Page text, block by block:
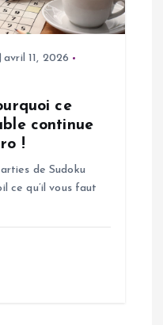
avril 11, 2026
ce
continue
!
de Sudoku
ce qu’il vous faut